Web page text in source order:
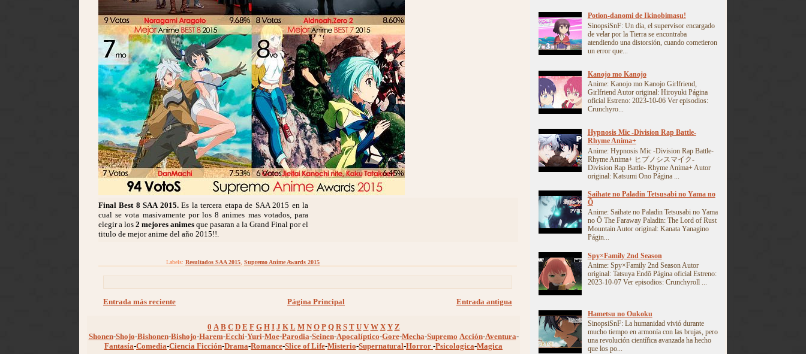
Final Best 8 SAA 2015.Es la tercera etapa de SAA 2015 en la
cual se vota masivamente por los 8 animes mas votados, para
elegir a los 2 mejores animes que pasaran a la Grand Final por el
titulo de mejor anime del año 2015!!.
Labels: Resultados SAA 2015 Supremo Anime Awards 2015
Entrada más reciente Entrada antigua
Página Principal
0 A B C D E F G H I J K L M N O P Q R S T U V W X Y Z
Shonen-Shojo-Bishonen-Bishojo-Harem-Ecchi-Yuri-Moe-Parodia-Seinen-Apocalíptico-Gore-Mecha-Supremo Acción-Aventura-
Fantasía-Comedia-Ciencia Ficción-Drama-Romance-Slice of Life-Misterio-Supernatural-Horror -Psicologica-Magica
Potion-danomi de Ikinobimasu!
SinopsiSnF: Un día, el supervisor encargado
de velar por la Tierra se encontraba
atendiendo una distorsión, cuando cometieron
un error que...
Kanojo mo Kanojo
Anime: Kanojo mo Kanojo Girlfriend,
Girlfriend Autor original: Hiroyuki Página
oficial Estreno: 2023-10-06 Ver episodios:
Crunchyro...
Hypnosis Mic -Division Rap Battle-
Rhyme Anima+
Anime: Hypnosis Mic -Division Rap Battle-
Rhyme Anima+ ヒプノシスマイク-
Division Rap Battle- Rhyme Anima+ Autor
original: Katsumi Ono Página ...
Saihate no Paladin Tetsusabi no Yama no
Ō
Anime: Saihate no Paladin Tetsusabi no Yama
no Ō The Faraway Paladin: The Lord of Rust
Mountain Autor original: Kanata Yanagino
Págin...
Spy×Family 2nd Season
Anime: Spy×Family 2nd Season Autor
original: Tatsuya Endō Página oficial Estreno:
2023-10-07 Ver episodios: Crunchyroll ...
Hametsu no Oukoku
SinopsiSnF: La humanidad vivió durante
mucho tiempo en armonía con las brujas, pero
una revolución científica avanzada ha hecho
que los po...